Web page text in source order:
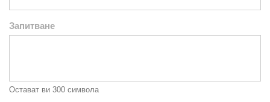
Запитване
Остават ви 300 символа